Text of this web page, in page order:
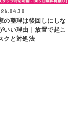
の整理は後回しにしな
いい理由｜放置で起こ
クと対処法